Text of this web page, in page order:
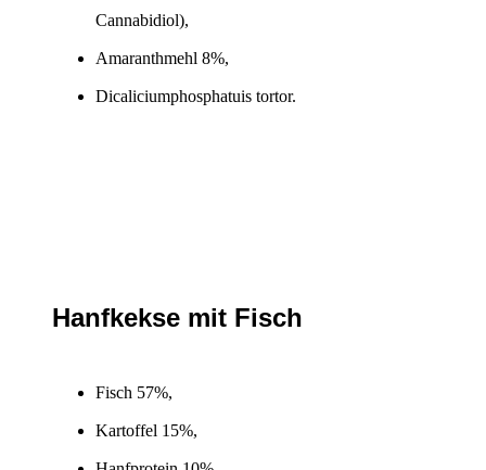
Cannabidiol),
Amaranthmehl 8%,
Dicaliciumphosphatuis tortor.
Hanfkekse mit Fisch
Fisch 57%,
Kartoffel 15%,